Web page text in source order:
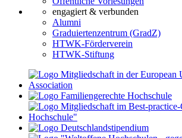
engagiert & verbunden
Alumni
Graduiertenzentrum (GradZ)
HTWK-Förderverein
HTWK-Stiftung